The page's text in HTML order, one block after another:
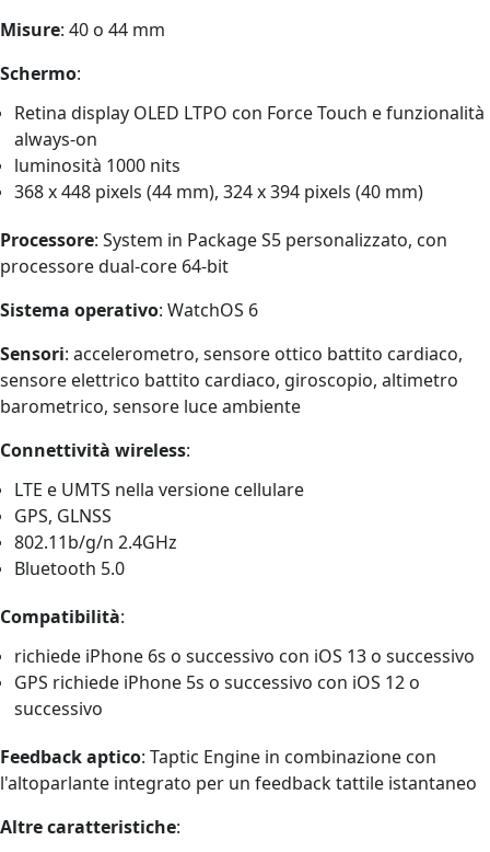
Misure: 40 o 44 mm
Schermo:
Retina display OLED LTPO con Force Touch e funzionalità
always-on
luminosità 1000 nits
368 x 448 pixels (44 mm), 324 x 394 pixels (40 mm)
Processore: System in Package S5 personalizzato, con
processore dual-core 64-bit
Sistema operativo: WatchOS 6
Sensori: accelerometro, sensore ottico battito cardiaco,
sensore elettrico battito cardiaco, giroscopio, altimetro
barometrico, sensore luce ambiente
Connettività wireless:
LTE e UMTS nella versione cellulare
GPS, GLNSS
802.11b/g/n 2.4GHz
Bluetooth 5.0
Compatibilità:
richiede iPhone 6s o successivo con iOS 13 o successivo
GPS richiede iPhone 5s o successivo con iOS 12 o
successivo
Feedback aptico: Taptic Engine in combinazione con
l'altoparlante integrato per un feedback tattile istantaneo
Altre caratteristiche: